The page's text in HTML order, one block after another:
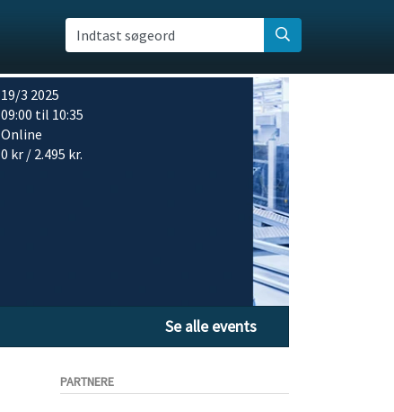
Indtast søgeord
19/3 2025
09:00 til 10:35
Online
0 kr / 2.495 kr.
Se alle events
PARTNERE